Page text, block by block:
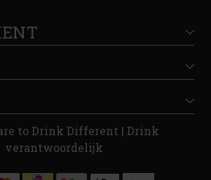
to Drink Different | Drink
verantwoordelijk